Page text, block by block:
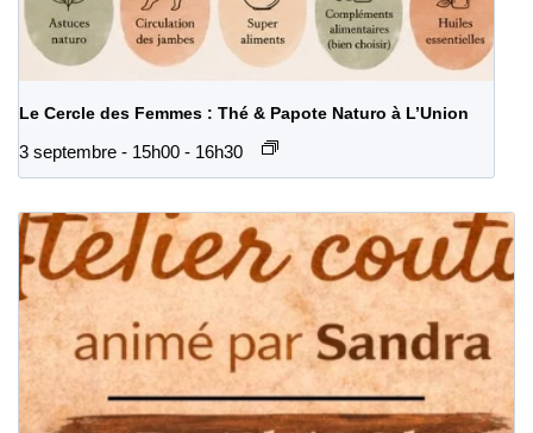
Le Cercle des Femmes : Thé & Papote Naturo à L’Union
3 septembre - 15h00 - 16h30